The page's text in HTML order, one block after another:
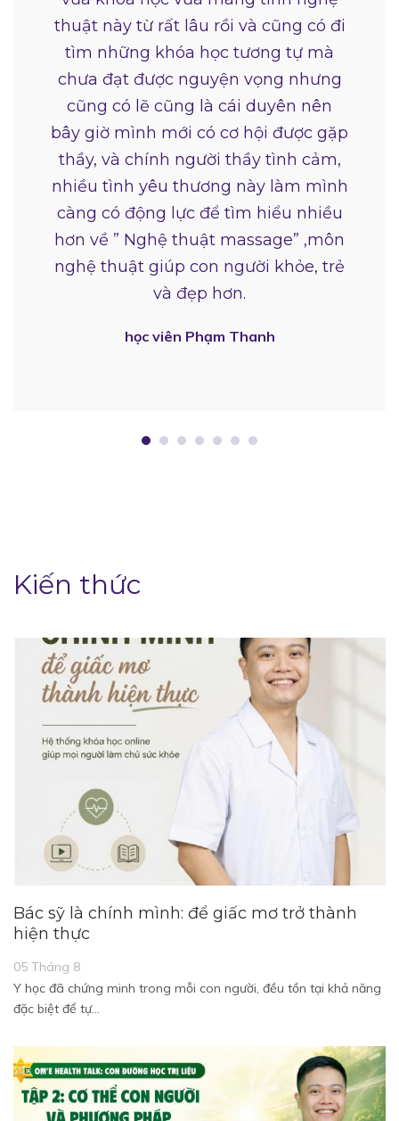
thuật này từ rất lâu rồi và cũng có đi
tìm những khóa học tương tự mà
chưa đạt được nguyện vọng nhưng
cũng có lẽ cũng là cái duyên nên
bây giờ mình mới có cơ hội được gặp
thầy, và chính người thầy tình cảm,
nhiều tình yêu thương này làm mình
càng có động lực để tìm hiểu nhiều
hơn về ” Nghệ thuật massage” ,môn
nghệ thuật giúp con người khỏe, trẻ
và đẹp hơn.
học viên Phạm Thanh
Kiến thức
Bác sỹ là chính mình: để giấc mơ trở thành
hiện thực
05 Tháng 8
Y học đã chứng minh trong mỗi con người, đều tồn tại khả năng
đặc biệt để tự…